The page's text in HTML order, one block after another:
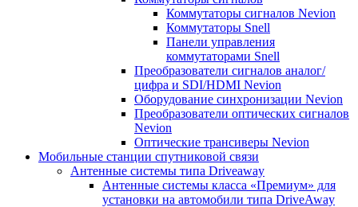
Коммутаторы сигналов Nevion
Коммутаторы Snell
Панели управления
коммутаторами Snell
Преобразователи сигналов аналог/
цифра и SDI/HDMI Nevion
Оборудование синхронизации Nevion
Преобразователи оптических сигналов
Nevion
Оптические трансиверы Nevion
Мобильные станции спутниковой связи
Антенные системы типа Driveaway
Антенные системы класса «Премиум» для
установки на автомобили типа DriveAway